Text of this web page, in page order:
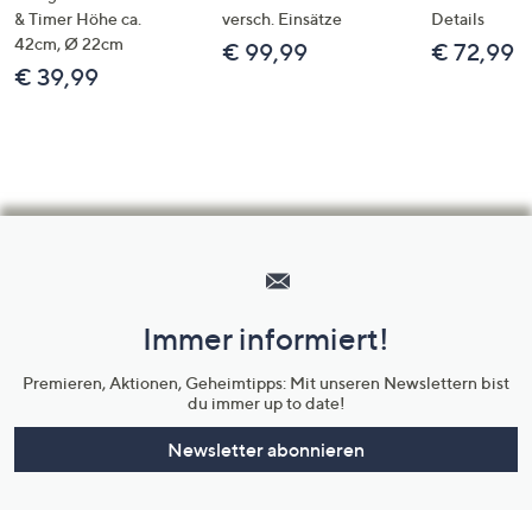
& Timer Höhe ca.
42cm, Ø 22cm
€ 39,99
versch. Einsätze
€ 99,99
Details
€ 72,99
Unternehmensinformationen
Immer informiert!
Premieren, Aktionen, Geheimtipps: Mit unseren Newslettern bist
du immer up to date!
Newsletter abonnieren